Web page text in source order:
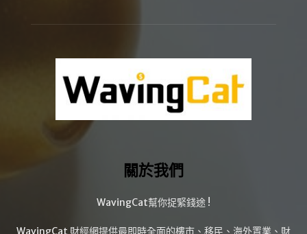
關於我們
WavingCat幫你捉緊錢途 !
WavingCat 財經網提供最即時全面的樓市、移民、海外置業、財